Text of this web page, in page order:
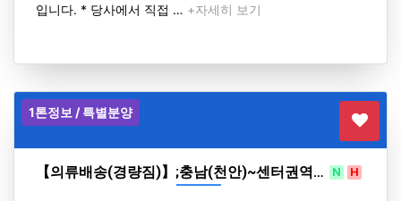
입니다. * 당사에서 직접 … +자세히 보기
1톤정보 / 특별분양
【의류배송(경량짐)】;충남(천안)~센터권역… N H